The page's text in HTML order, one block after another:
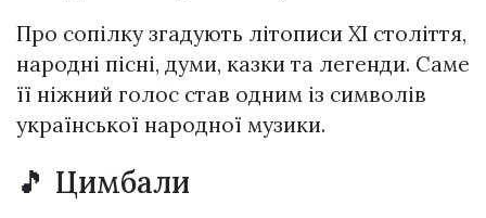
Про сопілку згадують літописи XI століття,
народні пісні, думи, казки та легенди. Саме
її ніжний голос став одним із символів
української народної музики.
🎵 Цимбали